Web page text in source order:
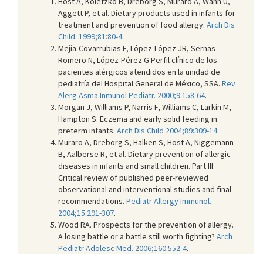
Aggett P, et al. Dietary products used in infants for
treatment and prevention of food allergy. Arch Dis
Child. 1999;81:80-4.
Mejía-Covarrubias F, López-López JR, Sernas-
Romero N, López-Pérez G Perfil clínico de los
pacientes alérgicos atendidos en la unidad de
pediatría del Hospital General de México, SSA. Rev
Alerg Asma Inmunol Pediatr. 2000;9:158-64.
Morgan J, Williams P, Narris F, Williams C, Larkin M,
Hampton S. Eczema and early solid feeding in
preterm infants. Arch Dis Child 2004;89:309-14.
Muraro A, Dreborg S, Halken S, Host A, Niggemann
B, Aalberse R, et al. Dietary prevention of allergic
diseases in infants and small children. Part III:
Critical review of published peer-reviewed
observational and interventional studies and final
recommendations. Pediatr Allergy Immunol.
2004;15:291-307.
Wood RA. Prospects for the prevention of allergy.
A losing battle or a battle still worth fighting? Arch
Pediatr Adolesc Med. 2006;160:552-4.